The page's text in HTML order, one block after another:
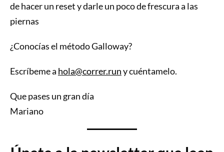
de hacer un reset y darle un poco de frescura a las
piernas
¿Conocías el método Galloway?
Escríbeme a hola@correr.runy cuéntamelo.
Que pases un gran día
Mariano